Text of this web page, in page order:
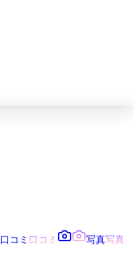
口コミ 口コミ 写真写真